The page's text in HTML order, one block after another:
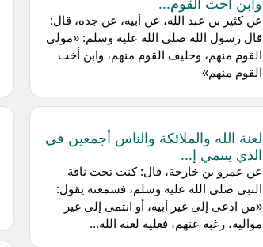
عن كثير بن عبد الله، عن أبيه، عن جده، قال:
قال رسول الله صلى الله عليه وسلم: «مولى
القوم منهم، وحليف القوم منهم، وابن أخت
القوم منهم»
لعنة الله والملائكة والناس أجمعين في
الذي ينتمي إ...
عن عمرو بن خارجة، قال: كنت تحت ناقة
النبي صلى الله عليه وسلم، فسمعته يقول:
«من ادعى إلى غير أبيه، أو انتمى إلى غير
مواليه، رغبة عنهم، فعليه لعنة الله...